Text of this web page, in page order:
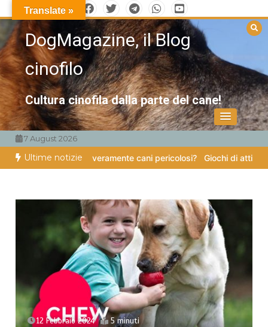
al
contenutoDogMagazine, il Blog
cinofilo
Cultura cinofila dalla parte del cane!
7 August 2026
Ultime notizie
Esistono veramente cani pericolosi? Giochi di attivazione
minuti 26 Novembre 2023
Translate »